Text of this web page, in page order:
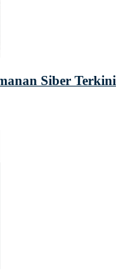
Siber Terkini